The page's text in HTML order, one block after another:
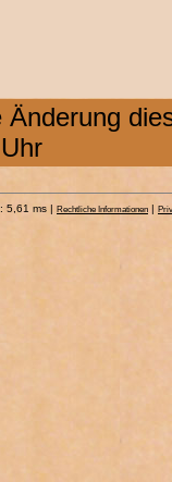
Änderung
5,61 ms | Rechtliche Informationen |